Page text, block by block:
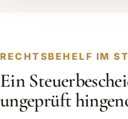
RECHTSBEHELF IM
Ein
ungeprüft